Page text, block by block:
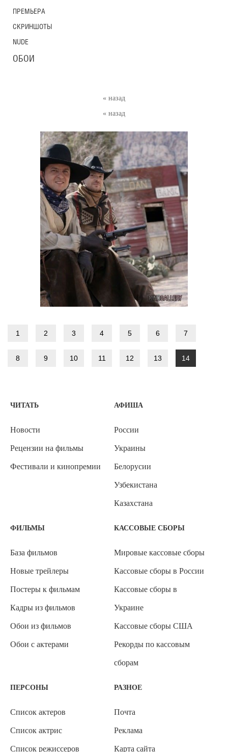
« назад
« назад
1 2 3 4 5 6 7
8 9 10 11 12 13 14
ПРЕМЬЕРА
СКРИНШОТЫ
NUDE
ОБОИ
ЧИТАТЬ
Новости
Рецензии на фильмы
Фестивали и кинопремии
АФИША
России
Украины
Белорусии
Узбекистана
Казахстана
ФИЛЬМЫ
База фильмов
Новые трейлеры
Постеры к фильмам
Кадры из фильмов
Обои из фильмов
Обои с актерами
КАССОВЫЕ СБОРЫ
Мировые кассовые сборы
Кассовые сборы в России
Кассовые сборы в
Украине
Кассовые сборы США
Рекорды по кассовым
сборам
ПЕРСОНЫ
Список актеров
Список актрис
Список режиссеров
РАЗНОЕ
Почта
Реклама
Карта сайта